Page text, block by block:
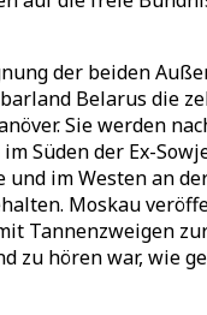
der beiden
Belarus die
Sie werden
Süden der Ex-
im Westen an
Moskau
Tannenzweigen
zu hören war, wie